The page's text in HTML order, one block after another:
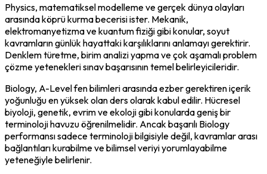
Physics, matematiksel modelleme ve gerçek dünya olayları
arasında köprü kurma becerisi ister. Mekanik,
elektromanyetizma ve kuantum fiziği gibi konular, soyut
kavramların günlük hayattaki karşılıklarını anlamayı gerektirir.
Denklem türetme, birim analizi yapma ve çok aşamalı problem
çözme yetenekleri sınav başarısının temel belirleyicileridir.
Biology, A-Level fen bilimleri arasında ezber gerektiren içerik
yoğunluğu en yüksek olan ders olarak kabul edilir. Hücresel
biyoloji, genetik, evrim ve ekoloji gibi konularda geniş bir
terminoloji havuzu öğrenilmelidir. Ancak başarılı Biology
performansı sadece terminoloji bilgisiyle değil, kavramlar arası
bağlantıları kurabilme ve bilimsel veriyi yorumlayabilme
yeteneğiyle belirlenir.